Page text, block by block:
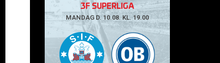
3F SUPERLIGA
MANDAG D. 10.08. KL. 19.00